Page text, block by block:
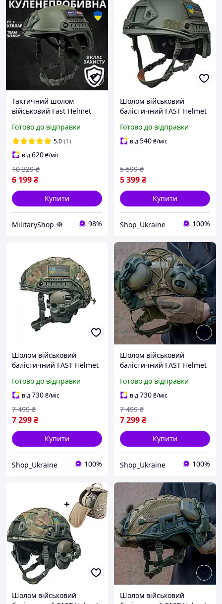
Тактичний шолом
військовий Fast Helmet
Куленепробивний Каска
військова захисна
Готово до відправки
5.0 (1)
від620₴/міс
6 199₴
10 329 ₴
Купити
MilitaryShop 🪖 98%
Шолом військовий
балістичний FAST Helmet
захисна каска
куленепробивна олива
Готово до відправки
від540₴/міс
5 399₴
5 599 ₴
Купити
Shop_Ukraine 100%
Шолом військовий
балістичний FAST Helmet
тактичні навушники
Walkers олива
Готово до відправки
від730₴/міс
7 299₴
7 499 ₴
Купити
Shop_Ukraine 100%
Шолом військовий
балістичний FAST Helmet
тактичні активні
навушники Walkers олива
+ кавер
Готово до відправки
від730₴/міс
7 299₴
7 499 ₴
Купити
Shop_Ukraine 100%
Шолом військовий
Шолом військовий